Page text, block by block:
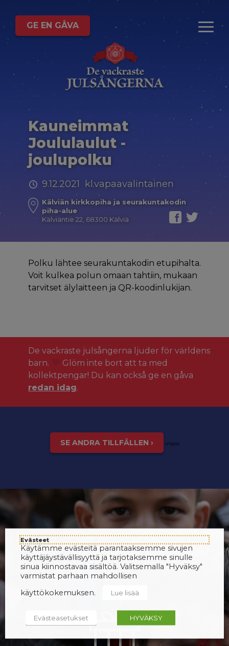
GE EN GÅVA
Kauneimmat
Joululaulut -
joulupolku
9.12.2021 kl.vapaavalintainen
Kälviän kirkkopiha ja seurakuntakodin
piha-alue
Kälviäntie 22, 68300 Kälviä
Polku lähtee seurakuntakodin etupihalta.
Voit kulkea polun omaan tahtiin, mukaan
tarvitset älylaitteen ja QR-koodinlukijan.
De vackraste julsångerna ljuder för världens
barn.
Glöm inte bort att ta med
kollektpengar! Du kan också ge en gåva
redan idag.
SE ANDRA TILLFÄLLEN › inspis
Evästeet
Käytämme evästeitä parantaaksemme sivujen
käyttäjäystävällisyyttä ja tarjotaksemme sinulle
sinua kiinnostavaa sisältöä. Valitsemalla "Hyväksy"
varmistat parhaan mahdollisen
käyttökokemuksen.
Lue lisää
Evästeasetukset HYVÄKSY